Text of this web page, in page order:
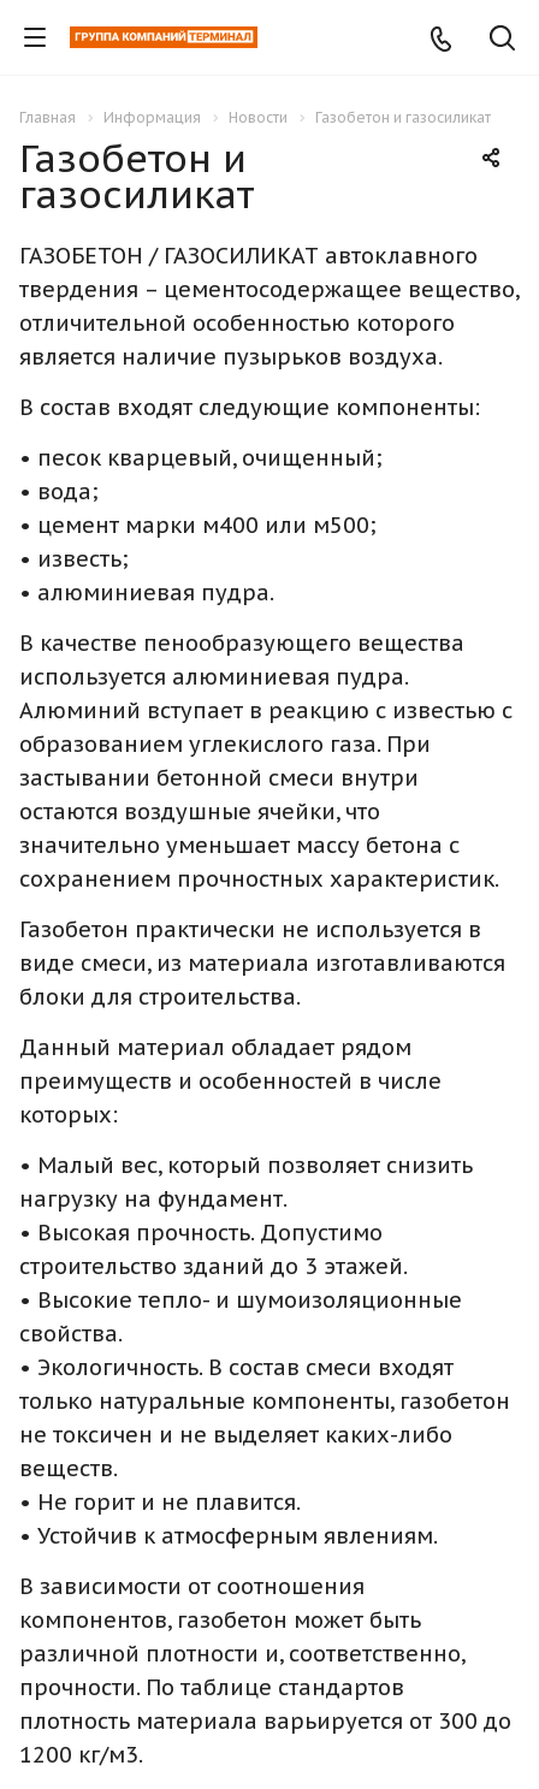
Главная Информация Новости Газобетон и газосиликат
Газобетон и
газосиликат
ГАЗОБЕТОН / ГАЗОСИЛИКАТ автоклавного
твердения – цементосодержащее вещество,
отличительной особенностью которого
является наличие пузырьков воздуха.
В состав входят следующие компоненты:
• песок кварцевый, очищенный;
• вода;
• цемент марки м400 или м500;
• известь;
• алюминиевая пудра.
В качестве пенообразующего вещества
используется алюминиевая пудра.
Алюминий вступает в реакцию с известью с
образованием углекислого газа. При
застывании бетонной смеси внутри
остаются воздушные ячейки, что
значительно уменьшает массу бетона с
сохранением прочностных характеристик.
Газобетон практически не используется в
виде смеси, из материала изготавливаются
блоки для строительства.
Данный материал обладает рядом
преимуществ и особенностей в числе
которых:
• Малый вес, который позволяет снизить
нагрузку на фундамент.
• Высокая прочность. Допустимо
строительство зданий до 3 этажей.
• Высокие тепло- и шумоизоляционные
свойства.
• Экологичность. В состав смеси входят
только натуральные компоненты, газобетон
не токсичен и не выделяет каких-либо
веществ.
• Не горит и не плавится.
• Устойчив к атмосферным явлениям.
В зависимости от соотношения
компонентов, газобетон может быть
различной плотности и, соответственно,
прочности. По таблице стандартов
плотность материала варьируется от 300 до
1200 кг/м3.